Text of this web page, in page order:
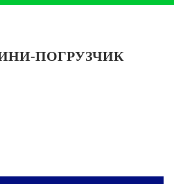
ПОГРУЗЧИК